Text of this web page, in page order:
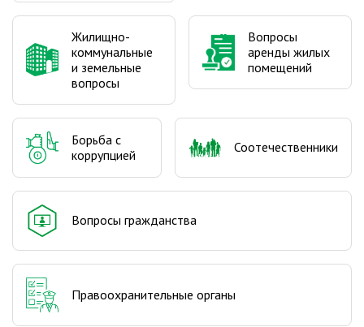
Жилищно-
коммунальные
и земельные
вопросы
Вопросы
аренды жилых
помещений
Борьба с
коррупцией
Соотечественники
Вопросы гражданства
Правоохранительные органы